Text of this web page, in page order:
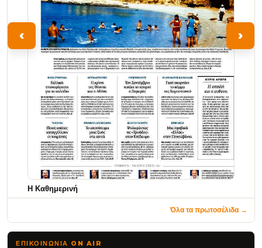
‹
Η Καθημερινή
›
Όλα τα πρωτοσέλιδα →
ΕΠΙΚΟΙΝΩΝΊΑ ON AIR